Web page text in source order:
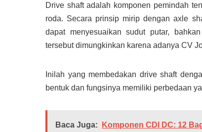
Drive shaft adalah komponen pemindah
roda. Secara prinsip mirip dengan axle
dapat menyesuaikan sudut putar,
tersebut dimungkinkan karena adanya CV
Inilah yang membedakan drive shaft
bentuk dan fungsinya memiliki perbedaan
Baca Juga: Komponen CDI DC: 12